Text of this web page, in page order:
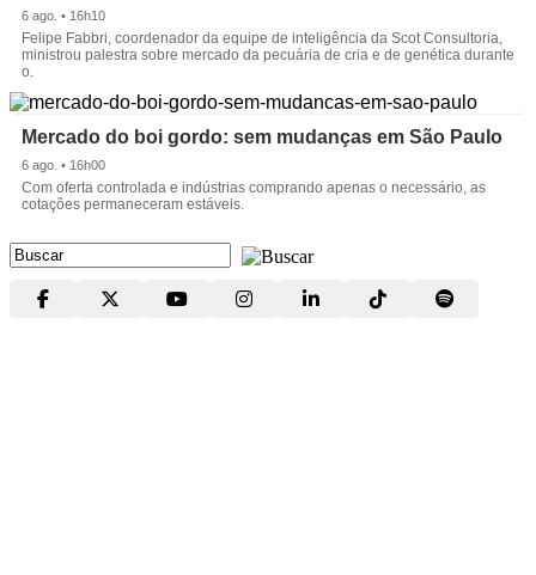
6 ago. • 16h10
Felipe Fabbri, coordenador da equipe de inteligência da Scot Consultoria,
ministrou palestra sobre mercado da pecuária de cria e de genética durante
o.
Mercado do boi gordo: sem mudanças em São Paulo
6 ago. • 16h00
Com oferta controlada e indústrias comprando apenas o necessário, as
cotações permaneceram estáveis.